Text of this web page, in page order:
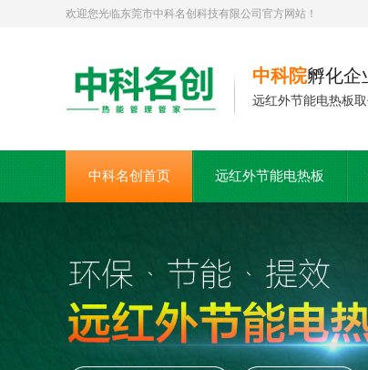
欢迎您光临东莞市中科名创科技有限公司官方网站！
中科院孵化企
远红外节能电热板
中科名创首页 远红外节能电热板